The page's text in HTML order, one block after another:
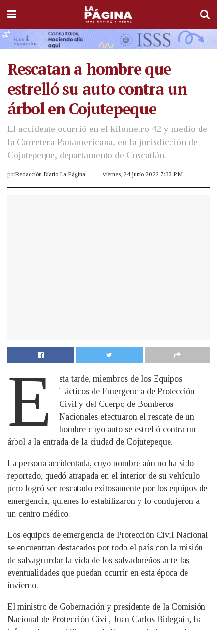
Rescatan a hombre que
estrelló su auto contra un
árbol en Cojutepeque
El accidente ocurrió en el kilómetro 42 y medio de
la Carretera Panamericana, en la jurisdicción de
Cojutepeque, departamento de Cuscatlán.
porRedacción Diario La Página viernes, 24 junio 2022 7:33 PM
E
sta tarde, miembros de los Equipos
Tácticos de Emergencia de Protección
Civil y del Cuerpo de Bomberos
Nacionales efectuaron el rescate de un
hombre cuyo auto se estrelló contra un
árbol a la entrada de la ciudad de Cojutepeque.
La persona accidentada, cuyo nombre aún no ha sido
reportado, quedó atrapada en el interior de su vehículo
pero logró ser rescatado exitosamente por los equipos de
emergencia, quienes lo estabilizaron y lo condujeron a
un centro médico.
Los equipos de emergencia de Protección Civil Nacional
se encuentran destacados por todo el país con la misión
de salvaguardar la vida de los salvadoreños ante las
eventualidades que puedan ocurrir en esta época de
invierno.
El ministro de Gobernación y presidente de la Comisión
Nacional de Protección Civil, Juan Carlos Bidegaín, ha